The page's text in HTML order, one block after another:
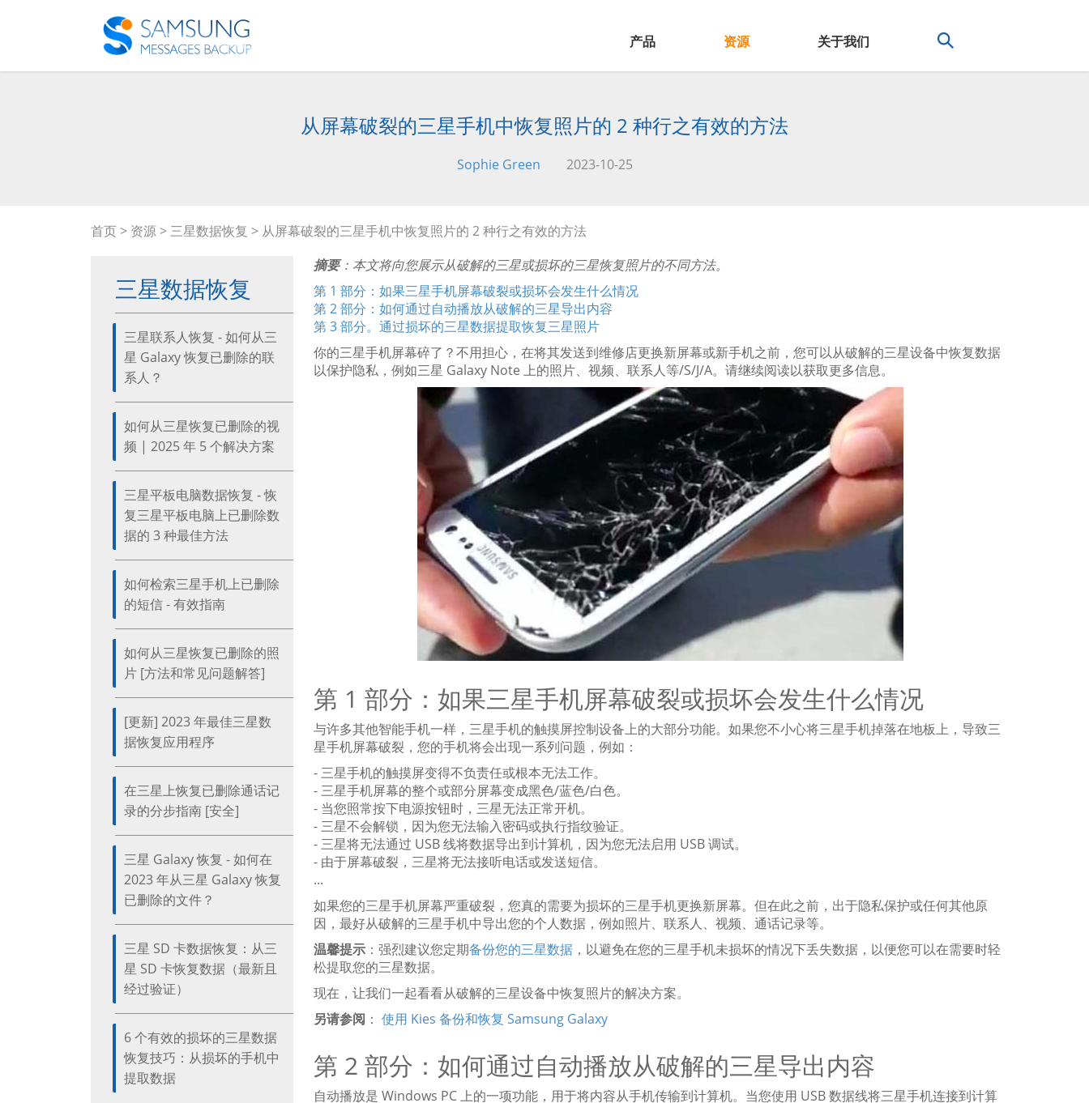
产品 资源 关于我们
从屏幕破裂的三星手机中恢复照片的 2 种行之有效的方法
Sophie Green 2023-10-25
首页 > 资源 > 三星数据恢复 > 从屏幕破裂的三星手机中恢复照片的 2 种行之有效的方法
三星数据恢复
三星联系人恢复 - 如何从三
星 Galaxy 恢复已删除的联
系人？
如何从三星恢复已删除的视
频 | 2025 年 5 个解决方案
三星平板电脑数据恢复 - 恢
复三星平板电脑上已删除数
据的 3 种最佳方法
如何检索三星手机上已删除
的短信 - 有效指南
如何从三星恢复已删除的照
片 [方法和常见问题解答]
[更新] 2023 年最佳三星数
据恢复应用程序
在三星上恢复已删除通话记
录的分步指南 [安全]
三星 Galaxy 恢复 - 如何在
2023 年从三星 Galaxy 恢复
已删除的文件？
三星 SD 卡数据恢复：从三
星 SD 卡恢复数据（最新且
经过验证）
6 个有效的损坏的三星数据
恢复技巧：从损坏的手机中
提取数据
摘要：本文将向您展示从破解的三星或损坏的三星恢复照片的不同方法。
第 1 部分：如果三星手机屏幕破裂或损坏会发生什么情况
第 2 部分：如何通过自动播放从破解的三星导出内容
第 3 部分。通过损坏的三星数据提取恢复三星照片
你的三星手机屏幕碎了？不用担心，在将其发送到维修店更换新屏幕或新手机之前，您可以从破解的三星设备中恢复数据
以保护隐私，例如三星 Galaxy Note 上的照片、视频、联系人等/S/J/A。请继续阅读以获取更多信息。
第 1 部分：如果三星手机屏幕破裂或损坏会发生什么情况
与许多其他智能手机一样，三星手机的触摸屏控制设备上的大部分功能。如果您不小心将三星手机掉落在地板上，导致三
星手机屏幕破裂，您的手机将会出现一系列问题，例如：
- 三星手机的触摸屏变得不负责任或根本无法工作。
- 三星手机屏幕的整个或部分屏幕变成黑色/蓝色/白色。
- 当您照常按下电源按钮时，三星无法正常开机。
- 三星不会解锁，因为您无法输入密码或执行指纹验证。
- 三星将无法通过 USB 线将数据导出到计算机，因为您无法启用 USB 调试。
- 由于屏幕破裂，三星将无法接听电话或发送短信。
...
如果您的三星手机屏幕严重破裂，您真的需要为损坏的三星手机更换新屏幕。但在此之前，出于隐私保护或任何其他原
因，最好从破解的三星手机中导出您的个人数据，例如照片、联系人、视频、通话记录等。
温馨提示 ：强烈建议您定期备份您的三星数据 ，以避免在您的三星手机未损坏的情况下丢失数据，以便您可以在需要时轻
松提取您的三星数据。
现在，让我们一起看看从破解的三星设备中恢复照片的解决方案。
另请参阅 ： 使用 Kies 备份和恢复 Samsung Galaxy
第 2 部分：如何通过自动播放从破解的三星导出内容
自动播放是 Windows PC 上的一项功能，用于将内容从手机传输到计算机。当您使用 USB 数据线将三星手机连接到计算